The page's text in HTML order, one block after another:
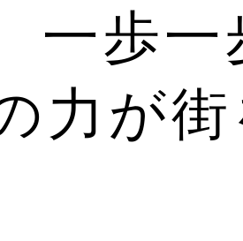
一歩一
力が